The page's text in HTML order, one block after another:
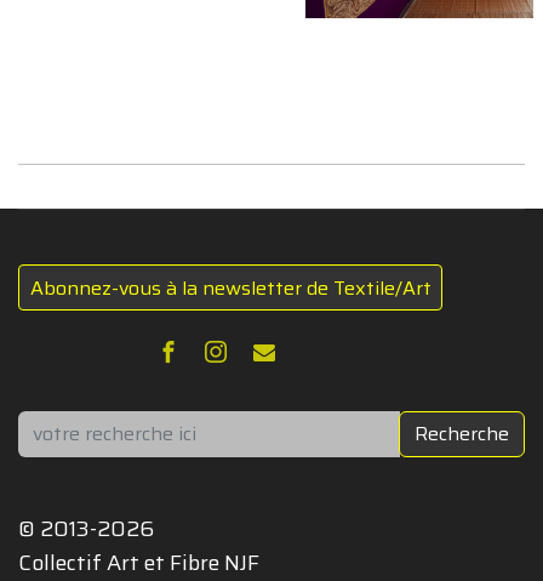
Abonnez-vous à la newsletter de Textile/Art
Rechercher Recherche
© 2013-2026
Collectif Art et Fibre NJF